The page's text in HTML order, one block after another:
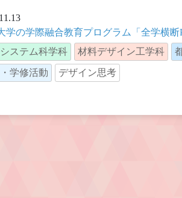
学の学際融合教育プログラム「全学横断
ステム科学科
材料デザイン工学科
学修活動 デザイン思考